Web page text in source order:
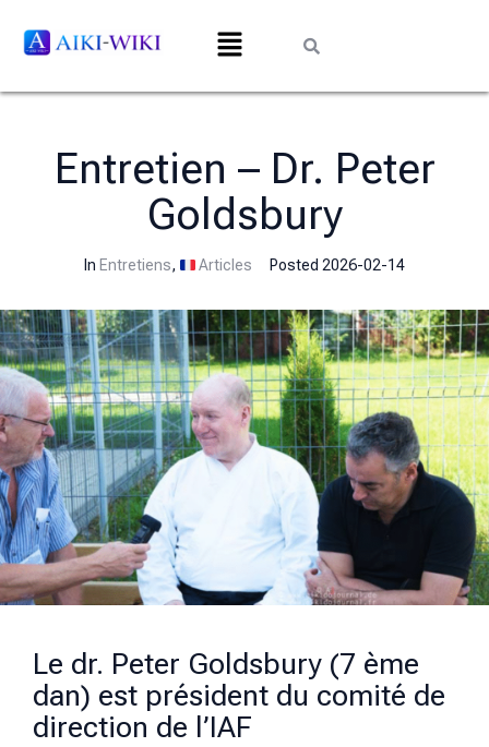
Entretien – Dr. Peter
Goldsbury
In Entretiens, Articles Posted2026-02-14
Le dr. Peter Goldsbury (7 ème
dan) est président du comité de
direction de l’IAF